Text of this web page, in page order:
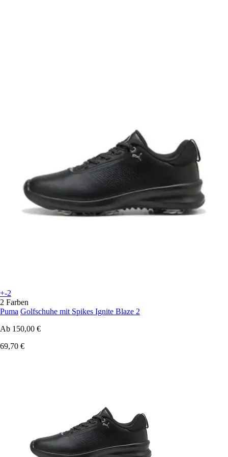
+-2
2 Farben
Puma Golfschuhe mit Spikes Ignite Blaze 2
Ab 150,00 €
69,70 €